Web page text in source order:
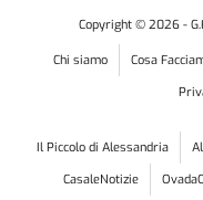
Copyright © 2026 -
Chi siamo Cosa
Il Piccolo di Alessandria
CasaleNotizie